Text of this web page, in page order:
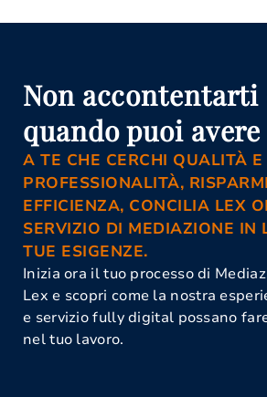
Non accontentarti
quando puoi
A TE CHE CERCHI QUALITÀ E
PROFESSIONALITÀ,
EFFICIENZA, CONCILIA LEX
SERVIZIO DI MEDIAZIONE IN
TUE ESIGENZE.
Inizia ora il tuo processo di
Lex e scopri come la nostra
e servizio fully digital possano
nel tuo lavoro.